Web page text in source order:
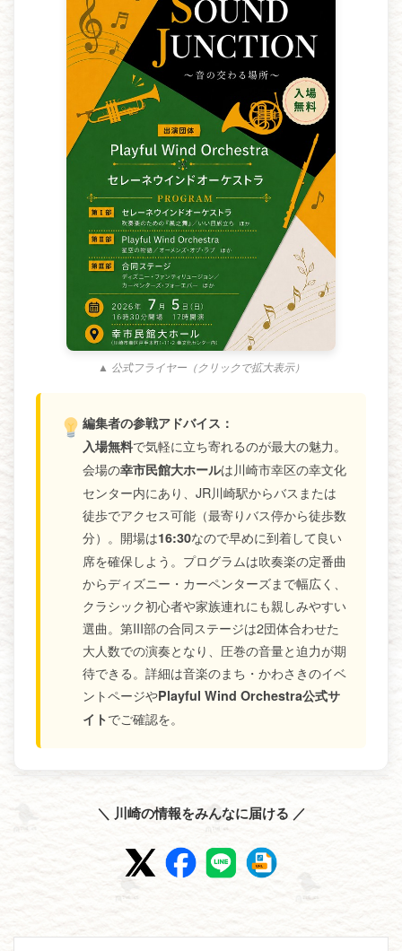
▲ 公式フライヤー（クリックで拡大表示）
編集者の参戦アドバイス：
入場無料で気軽に立ち寄れるのが最大の魅力。
会場の幸市民館大ホールは川崎市幸区の幸文化
センター内にあり、JR川崎駅からバスまたは
徒歩でアクセス可能（最寄りバス停から徒歩数
分）。開場は16:30なので早めに到着して良い
席を確保しよう。プログラムは吹奏楽の定番曲
からディズニー・カーペンターズまで幅広く、
クラシック初心者や家族連れにも親しみやすい
選曲。第III部の合同ステージは2団体合わせた
大人数での演奏となり、圧巻の音量と迫力が期
待できる。詳細は音楽のまち・かわさきのイベ
ントページやPlayful Wind Orchestra公式サ
イトでご確認を。
＼ 川崎の情報をみんなに届ける ／